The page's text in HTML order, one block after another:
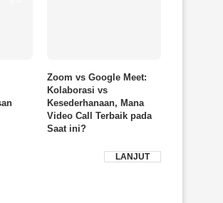
Zoom vs Google Meet:
Kolaborasi vs
Kesederhanaan, Mana
Video Call Terbaik pada
Saat ini?
LANJUT